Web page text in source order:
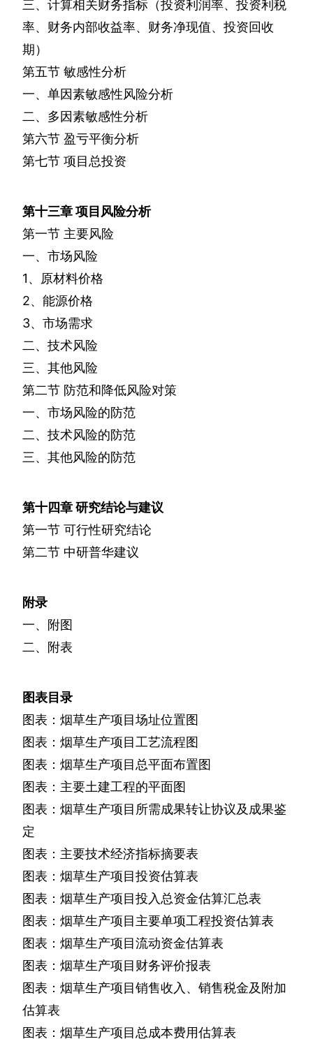
三、计算相关财务指标（投资利润率、投资利税
率、财务内部收益率、财务净现值、投资回收
期）
第五节 敏感性分析
一、单因素敏感性风险分析
二、多因素敏感性分析
第六节 盈亏平衡分析
第七节 项目总投资
第十三章项目风险分析
第一节 主要风险
一、市场风险
1、原材料价格
2、能源价格
3、市场需求
二、技术风险
三、其他风险
第二节 防范和降低风险对策
一、市场风险的防范
二、技术风险的防范
三、其他风险的防范
第十四章研究结论与建议
第一节 可行性研究结论
第二节 中研普华建议
附录
一、附图
二、附表
图表目录
图表：烟草生产项目场址位置图
图表：烟草生产项目工艺流程图
图表：烟草生产项目总平面布置图
图表：主要土建工程的平面图
图表：烟草生产项目所需成果转让协议及成果鉴
定
图表：主要技术经济指标摘要表
图表：烟草生产项目投资估算表
图表：烟草生产项目投入总资金估算汇总表
图表：烟草生产项目主要单项工程投资估算表
图表：烟草生产项目流动资金估算表
图表：烟草生产项目财务评价报表
图表：烟草生产项目销售收入、销售税金及附加
估算表
图表：烟草生产项目总成本费用估算表